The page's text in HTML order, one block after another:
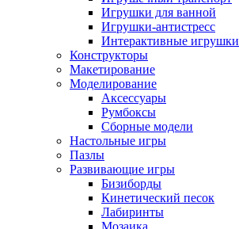
Игрушки для ванной
Игрушки-антистресс
Интерактивные игрушки
Конструкторы
Макетирование
Моделирование
Аксессуары
Румбоксы
Сборные модели
Настольные игры
Пазлы
Развивающие игры
Бизиборды
Кинетический песок
Лабиринты
Мозаика